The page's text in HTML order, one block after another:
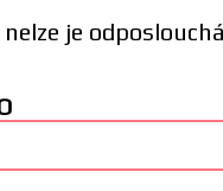
je